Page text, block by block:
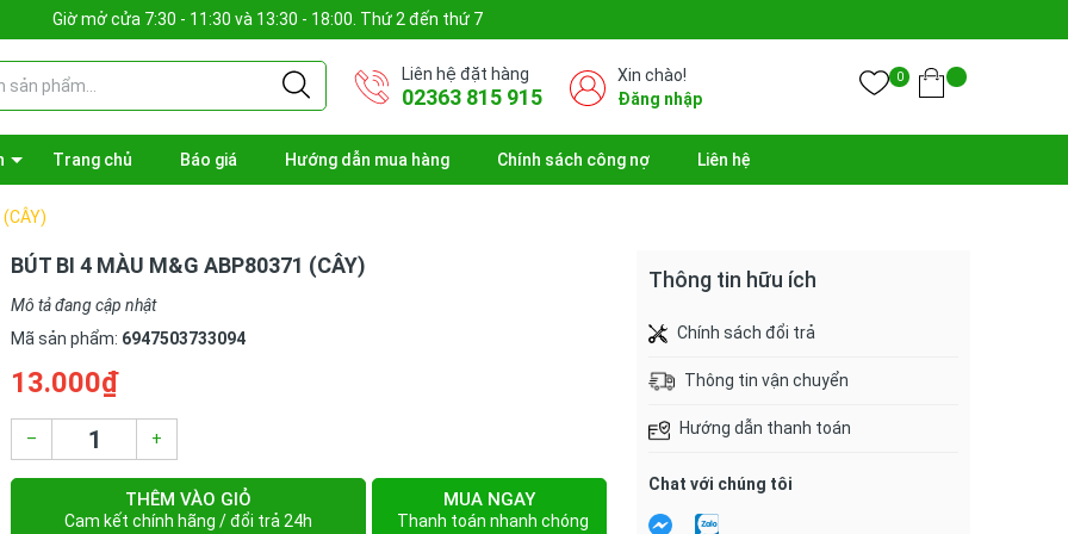
Giờ mở cửa 7:30 - 11:30 và 13:30 - 18:00. Thứ 2 đến thứ 7
Liên hệ đặt hàng
02363 815 915
Xin chào!
Đăng nhập
0
Trang chủ Báo giá Hướng dẫn mua hàng Chính sách công nợ Liên hệ
BÚT BI 4 MÀU M&G ABP80371 (CÂY)
Mô tả đang cập nhật
Mã sản phẩm: 6947503733094
13.000₫
– +
THÊM VÀO GIỎ
Cam kết chính hãng / đổi trả 24h
MUA NGAY
Thanh toán nhanh chóng
Thông tin hữu ích
Chính sách đổi trả
Thông tin vận chuyển
Hướng dẫn thanh toán
Chat với chúng tôi